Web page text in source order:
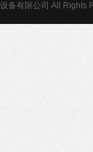
备有限公司 All Rights